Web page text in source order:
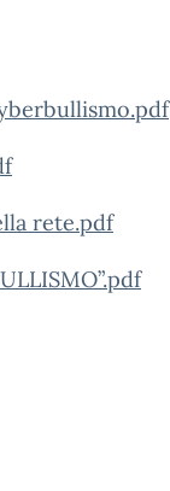
rete.pdf